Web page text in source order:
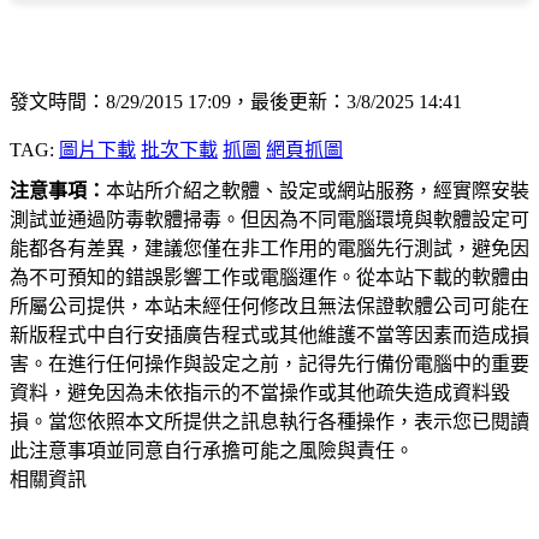
發文時間：8/29/2015 17:09，最後更新：3/8/2025 14:41
TAG: 圖片下載 批次下載 抓圖 網頁抓圖
注意事項： 本站所介紹之軟體、設定或網站服務，經實際安裝
測試並通過防毒軟體掃毒。但因為不同電腦環境與軟體設定可
能都各有差異，建議您僅在非工作用的電腦先行測試，避免因
為不可預知的錯誤影響工作或電腦運作。從本站下載的軟體由
所屬公司提供，本站未經任何修改且無法保證軟體公司可能在
新版程式中自行安插廣告程式或其他維護不當等因素而造成損
害。在進行任何操作與設定之前，記得先行備份電腦中的重要
資料，避免因為未依指示的不當操作或其他疏失造成資料毀
損。當您依照本文所提供之訊息執行各種操作，表示您已閱讀
此注意事項並同意自行承擔可能之風險與責任。
相關資訊